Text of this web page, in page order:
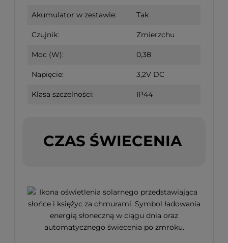
Akumulator w zestawie: Tak
Czujnik: Zmierzchu
Moc (W): 0,38
Napięcie: 3,2V DC
Klasa szczelności: IP44
CZAS ŚWIECENIA